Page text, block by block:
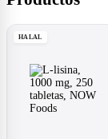
HALAL